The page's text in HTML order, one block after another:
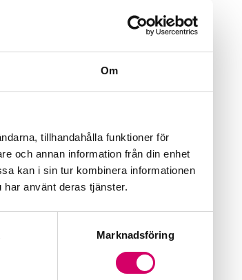
Om
tillhandahålla funktioner för
och annan information från din enhet
kan i sin tur kombinera informationen
använt deras tjänster.
Marknadsföring